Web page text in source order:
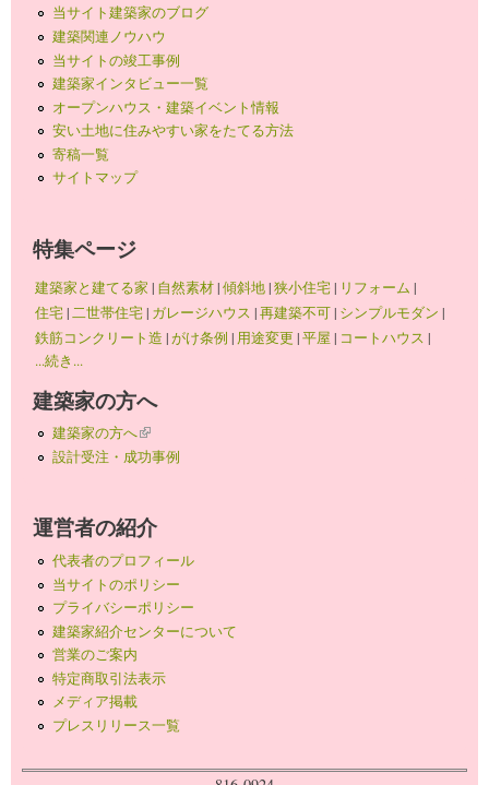
当サイト建築家のブログ
建築関連ノウハウ
当サイトの竣工事例
建築家インタビュー一覧
オープンハウス・建築イベント情報
安い土地に住みやすい家をたてる方法
寄稿一覧
サイトマップ
特集ページ
建築家と建てる家 | 自然素材|傾斜地|狭小住宅| リフォーム |
住宅|二世帯住宅| ガレージハウス |再建築不可| シンプルモダン |
鉄筋コンクリート造 |がけ条例 | 用途変更 |平屋 | コートハウス |
...続き...
建築家の方へ
建築家の方へ(link is external)
設計受注・成功事例
運営者の紹介
代表者のプロフィール
当サイトのポリシー
プライバシーポリシー
建築家紹介センターについて
営業のご案内
特定商取引法表示
メディア掲載
プレスリリース一覧